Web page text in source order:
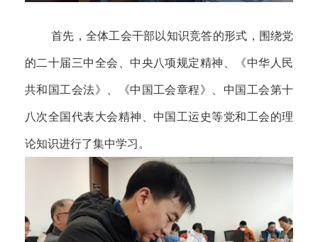
首先，全体工会干部以知识竞答的形式，围绕党
的二十届三中全会、中央八项规定精神、《中华人民
共和国工会法》、《中国工会章程》、中国工会第十
八次全国代表大会精神、中国工运史等党和工会的理
论知识进行了集中学习。